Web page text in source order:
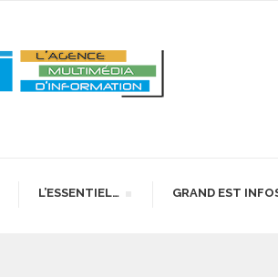
L’ESSENTIEL… GRAND EST